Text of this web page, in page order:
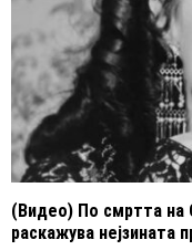
(Видео) По смртта на
раскажува нејзината